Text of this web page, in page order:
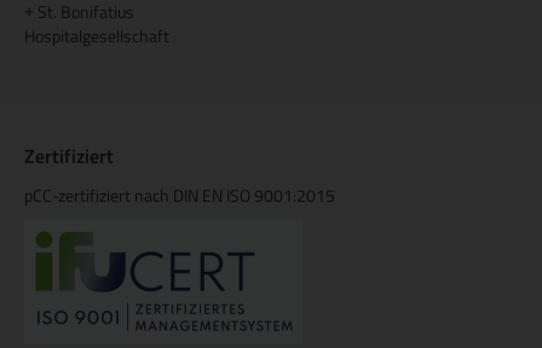
St. Bonifatius
Hospitalgesellschaft
Zertifiziert
pCC-zertifiziert nach DIN EN ISO 9001:2015